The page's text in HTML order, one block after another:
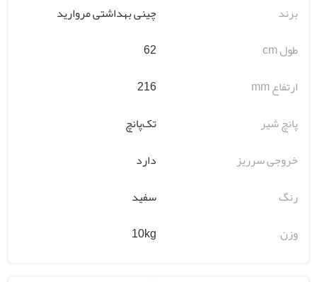
برند
چینی بهداشتی مروارید
طول cm
62
ارتفاع mm
216
پانچ شیر
تک‌پانچ
خروجی سرریز
دارد
رنگ
سفید
وزن
10kg